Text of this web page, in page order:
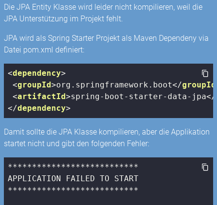
Die JPA Entity Klasse wird leider nicht kompilieren, weil die
JPA Unterstützung im Projekt fehlt.
JPA wird als Spring Starter Projekt als Maven Dependeny via
Datei pom.xml definiert:
<dependency>
<groupId>org.springframework.boot</groupId
<artifactId>spring-boot-starter-data-jpa</
</dependency>
Damit sollte die JPA Klasse kompilieren, aber die Applikation
startet nicht und gibt den folgenden Fehler:
***************************
APPLICATION FAILED TO START
***************************